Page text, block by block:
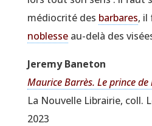
médio­cri­té des bar­bares, il
noblesseau-delà des
Jere­my Baneton
Mau­rice Bar­rès. Le prince de
La Nou­velle Librai­rie, coll.
2023